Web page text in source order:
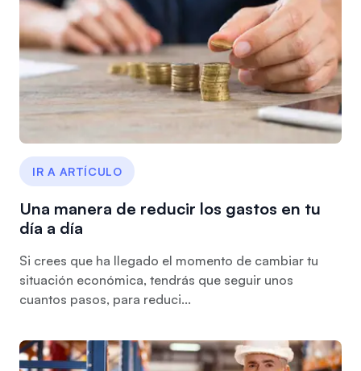
IR A ARTÍCULO
Una manera de reducir los gastos en tu
día a día
Si crees que ha llegado el momento de cambiar tu
situación económica, tendrás que seguir unos
cuantos pasos, para reduci...